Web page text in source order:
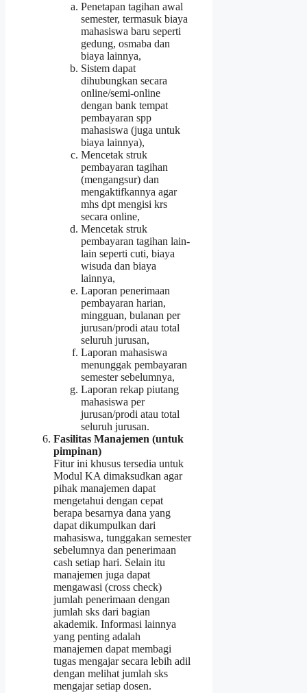
Penetapan tagihan awal
semester, termasuk biaya
mahasiswa baru seperti
gedung, osmaba dan
biaya lainnya,
Sistem dapat
dihubungkan secara
online/semi-online
dengan bank tempat
pembayaran spp
mahasiswa (juga untuk
biaya lainnya),
Mencetak struk
pembayaran tagihan
(mengangsur) dan
mengaktifkannya agar
mhs dpt mengisi krs
secara online,
Mencetak struk
pembayaran tagihan lain-
lain seperti cuti, biaya
wisuda dan biaya
lainnya,
Laporan penerimaan
pembayaran harian,
mingguan, bulanan per
jurusan/prodi atau total
seluruh jurusan,
Laporan mahasiswa
menunggak pembayaran
semester sebelumnya,
Laporan rekap piutang
mahasiswa per
jurusan/prodi atau total
seluruh jurusan.
Fasilitas Manajemen (untuk
pimpinan)
Fitur ini khusus tersedia untuk
Modul KA dimaksudkan agar
pihak manajemen dapat
mengetahui dengan cepat
berapa besarnya dana yang
dapat dikumpulkan dari
mahasiswa, tunggakan semester
sebelumnya dan penerimaan
cash setiap hari. Selain itu
manajemen juga dapat
mengawasi (cross check)
jumlah penerimaan dengan
jumlah sks dari bagian
akademik. Informasi lainnya
yang penting adalah
manajemen dapat membagi
tugas mengajar secara lebih adil
dengan melihat jumlah sks
mengajar setiap dosen.